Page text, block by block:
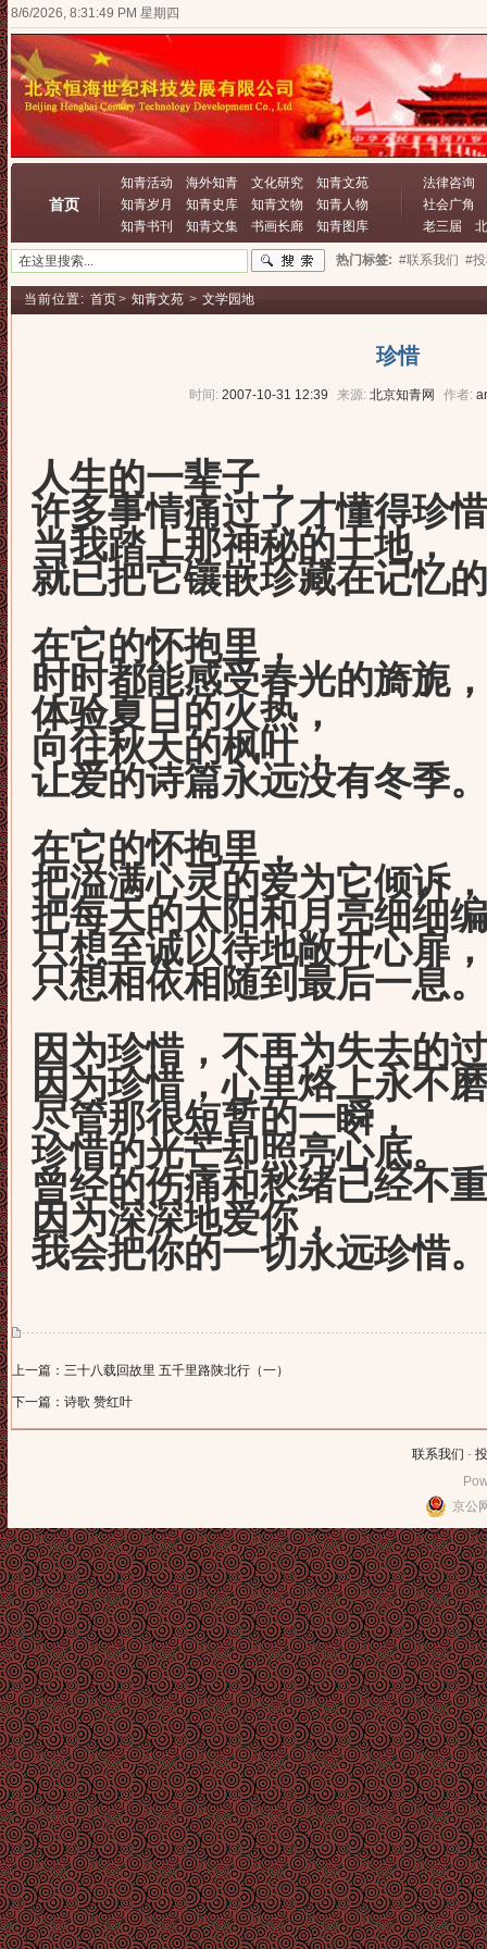
8/6/2026, 8:31:49 PM 星期四
首页
知青活动 海外知青 文化研究
知青文苑
知青岁月
知青史库 知青文物
知青人物
知青书刊
知青文集 书画长廊 知青图库
法律咨询
社会广角
老三届
热门标签: #联系我们 #
当前位置: 首页> 知青文苑 > 文学园地
珍惜
时间: 2007-10-31 12:39 来源: 北京知青网 作者:
人生的一辈子，
许多事情痛过了才懂得珍
当我踏上那神秘的土地，
就已把它镶嵌珍藏在记忆
在它的怀抱里，
时时都能感受春光的旖旎，
体验夏日的火热，
向往秋天的枫叶，
让爱的诗篇永远没有冬季。
在它的怀抱里，
把溢满心灵的爱为它倾诉，
把每天的太阳和月亮细细
只想至诚以待地敞开心扉，
只想相依相随到最后一息。
因为珍惜，不再为失去的
因为珍惜，心里烙上永不
尽管那很短暂的一瞬，
珍惜的光芒却照亮心底。
曾经的伤痛和愁绪已经不
因为深深地爱你，
我会把你的一切永远珍惜。
上一篇：三十八载回故里 五千里路陕北行（一）
下一篇：诗歌 赞红叶
联系我们 -
京公